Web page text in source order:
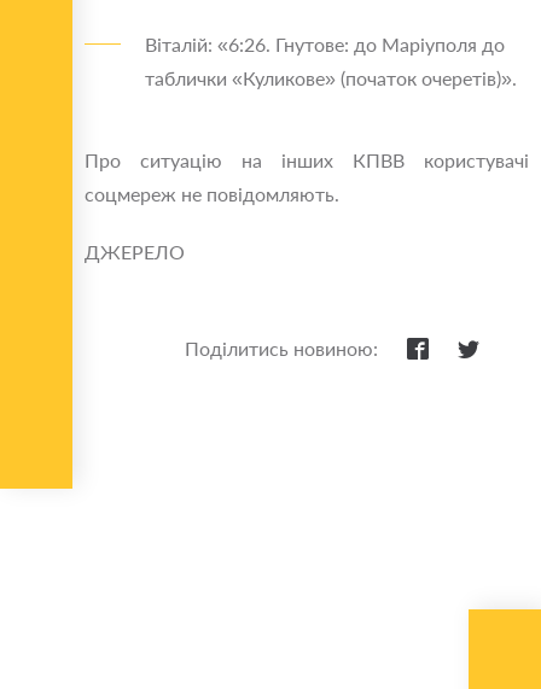
Віталій: «6:26. Гнутове: до Маріуполя до
таблички «Куликове» (початок очеретів)».
Про ситуацію на інших КПВВ користувачі
соцмереж не повідомляють.
ДЖЕРЕЛО
Поділитись новиною: